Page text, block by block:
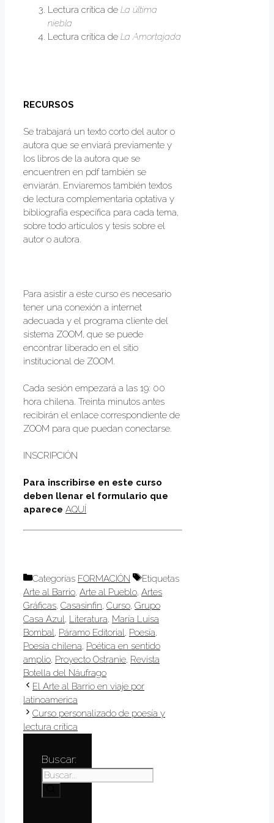
Lectura crítica de La última
niebla
Lectura crítica de La Amortajada
RECURSOS
Se trabajará un texto corto del autor o
autora que se enviará previamente y
los libros de la autora que se
encuentren en pdf también se
enviarán. Enviaremos también textos
de lectura complementaria optativa y
bibliografía específica para cada tema,
sobre todo artículos y tesis sobre el
autor o autora.
Para asistir a este curso es necesario
tener una conexión a internet
adecuada y el programa cliente del
sistema ZOOM, que se puede
encontrar liberado en el sitio
institucional de ZOOM.
Cada sesión empezará a las 19: 00
hora chilena. Treinta minutos antes
recibirán el enlace correspondiente de
ZOOM para que puedan conectarse.
INSCRIPCIÓN
Para inscribirse en este curso
deben llenar el formulario que
aparece AQUÍ
Categorías FORMACIÓN
Etiquetas
Arte al Barrio, Arte al Pueblo, Artes
Gráficas, Casasinfin, Curso, Grupo
Casa Azul, Literatura, María Luisa
Bombal, Páramo Editorial, Poesía,
Poesía chilena, Poética en sentido
amplio, Proyecto Ostranie, Revista
Botella del Náufrago
El Arte al Barrio en viaje por
latinoamerica
Curso personalizado de poesía y
lectura crítica
Buscar: